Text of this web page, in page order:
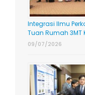
Integrasi Ilmu
Tuan Rumah
09/07/2026